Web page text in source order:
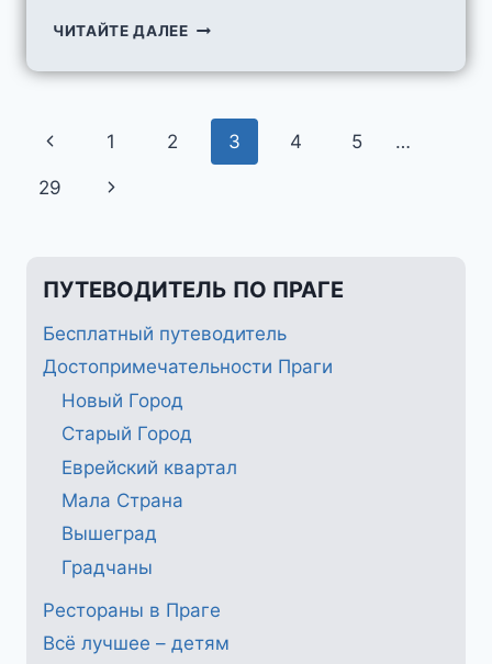
ЧИТАЙТЕ ДАЛЕЕПЛОЩАДЬ
Навигация
Предыдущая
страница
1 2 3 4 5 …
29
Следующая
ПУТЕВОДИТЕЛЬ ПО ПРАГЕ
Бесплатный путеводитель
Достопримечательности Праги
Новый Город
Старый Город
Еврейский квартал
Мала Страна
Вышеград
Градчаны
Рестораны в Праге
Всё лучшее – детям